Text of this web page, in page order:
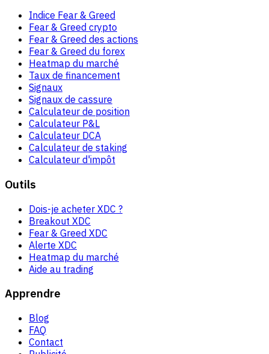
Indice Fear & Greed
Fear & Greed crypto
Fear & Greed des actions
Fear & Greed du forex
Heatmap du marché
Taux de financement
Signaux
Signaux de cassure
Calculateur de position
Calculateur P&L
Calculateur DCA
Calculateur de staking
Calculateur d'impôt
Outils
Dois-je acheter XDC ?
Breakout XDC
Fear & Greed XDC
Alerte XDC
Heatmap du marché
Aide au trading
Apprendre
Blog
FAQ
Contact